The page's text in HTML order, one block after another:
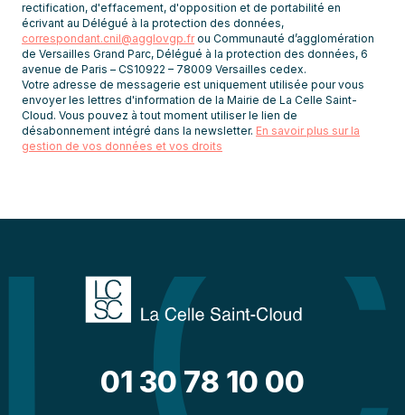
rectification, d'effacement, d'opposition et de portabilité en
écrivant au Délégué à la protection des données,
correspondant.cnil@agglovgp.frou Communauté d’agglomération
de Versailles Grand Parc, Délégué à la protection des données, 6
avenue de Paris – CS10922 – 78009 Versailles cedex.
Votre adresse de messagerie est uniquement utilisée pour vous
envoyer les lettres d'information de la Mairie de La Celle Saint-
Cloud. Vous pouvez à tout moment utiliser le lien de
désabonnement intégré dans la newsletter. En savoir plus sur la
gestion de vos données et vos droits
01 30 78 10 00